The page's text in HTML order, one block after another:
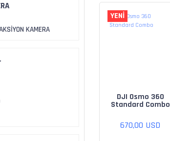
KAMERA
YENİ
DJI Osmo 360
Standard Combo
670,00 USD